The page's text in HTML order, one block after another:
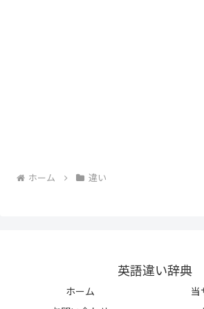
ホーム 違い
英語違い辞典
ホーム
当